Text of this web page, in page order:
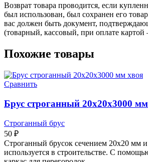
Возврат товара проводится, если
был использован, был сохранен его
вас должен быть документ,
(товарный, кассовый, при оплате картой
Похожие товары
Сравнить
Брус строганный 20х20х3000
Строганный брус
50 ₽
Строганный брусок сечением 20х20 мм
используется в строительстве. С